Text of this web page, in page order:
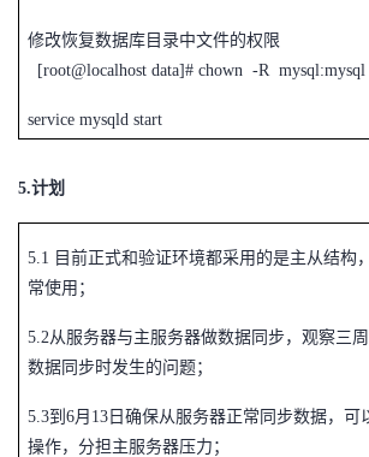
修改恢复数据库目录中文件的权限
[root@localhost data]# chown -R
service mysqld start
5.计划
5.1 目前正式和验证环境都采用的是主从结构
常使用；
5.2从服务器与主服务器做数据同步，观察三
数据同步时发生的问题；
5.3到6月13日确保从服务器正常同步数据，可
操作，分担主服务器压力；